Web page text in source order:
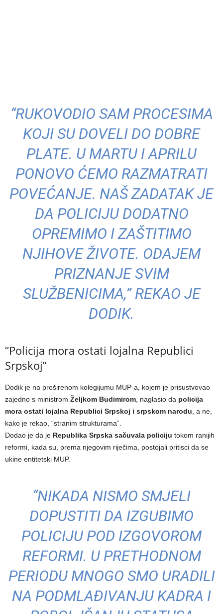
“RUKOVODIO SAM PROCESIMA
KOJI SU DOVELI DO DOBRE
PLATE. U MARTU I APRILU
PONOVO ĆEMO RAZMATRATI
POVEĆANJE. NAŠ ZADATAK JE
DA POLICIJU DODATNO
OPREMIMO I ZAŠTITIMO
NJIHOVE ŽIVOTE. ODAJEM
PRIZNANJE SVIM
SLUŽBENICIMA,” REKAO JE
DODIK.
“Policija mora ostati lojalna Republici
Srpskoj”
Dodik je na proširenom kolegijumu MUP-a, kojem je prisustvovao
zajedno s ministrom Željkom Budimirom, naglasio da policija
mora ostati lojalna Republici Srpskoj i srpskom narodu, a ne,
kako je rekao, “stranim strukturama”.
Dodao je da je Republika Srpska sačuvala policiju tokom ranijih
reformi, kada su, prema njegovim riječima, postojali pritisci da se
ukine entitetski MUP.
“NIKADA NISMO SMJELI
DOPUSTITI DA IZGUBIMO
POLICIJU POD IZGOVOROM
REFORMI. U PRETHODNOM
PERIODU MNOGO SMO URADILI
NA PODMLAĐIVANJU KADRA I